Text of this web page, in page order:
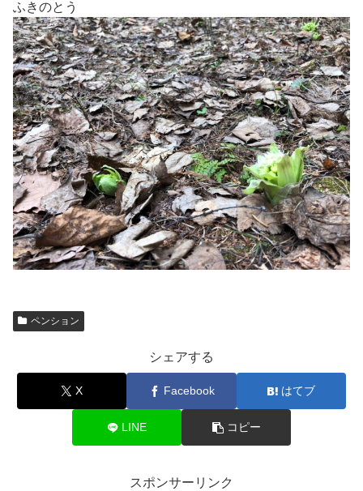
ふきのとう
ペンション
シェアする
X Facebook はてブ
LINE コピー
スポンサーリンク